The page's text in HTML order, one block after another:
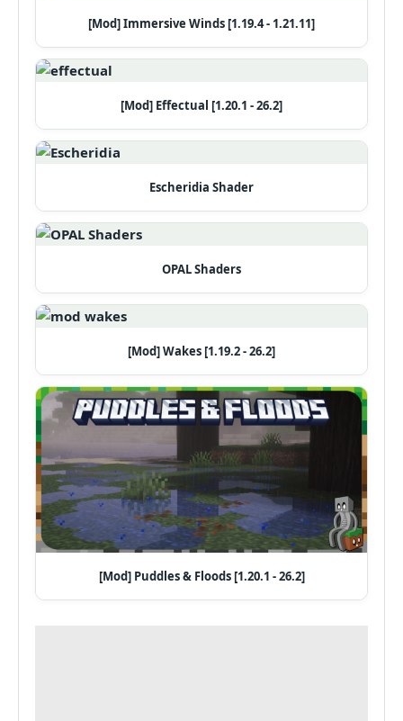
[Mod] Immersive Winds [1.19.4 - 1.21.11]
[Mod] Effectual [1.20.1 - 26.2]
Escheridia Shader
OPAL Shaders
[Mod] Wakes [1.19.2 - 26.2]
[Mod] Puddles & Floods [1.20.1 - 26.2]